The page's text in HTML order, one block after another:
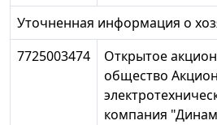
Уточненная информация о
7725003474
Открытое
общество
компания